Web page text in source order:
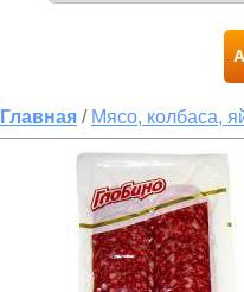
Главная / Мясо, колбаса,